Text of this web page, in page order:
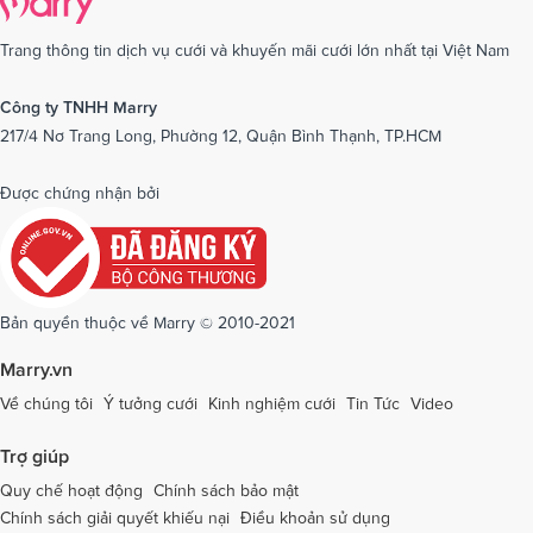
Dịch vụ cưới tại Cần Thơ
Dịch vụ cưới tại Nam Định Dịch vụ cưới tại Nghệ An
Dịch vụ cưới tại Phú Yên Dịch vụ cưới tại Phú Thọ
Dịch vụ cưới tại Quảng Bình
Dịch vụ cưới tại Quảng Ngãi
Dịch vụ cưới tại Quảng Ninh
Dịch vụ cưới tại Sóc Trăng Dịch vụ cưới tại Sơn La
Dịch vụ cưới tại Thái Bình Dịch vụ cưới tại Thanh Hóa
Dịch vụ cưới tại Thừa Thiên - Huế
Dịch vụ cưới tại An Giang Dịch vụ cưới tại Trà Vinh
Trang thông tin dịch vụ cưới và khuyến mãi cưới lớn nhất tại Việt Nam
Công ty TNHH Marry
217/4 Nơ Trang Long, Phường 12, Quận Bình Thạnh, TP.HCM
Được chứng nhận bởi
Bản quyền thuộc về Marry © 2010-2021
Marry.vn
Về chúng tôi Ý tưởng cưới Kinh nghiệm cưới Tin Tức Video
Trợ giúp
Quy chế hoạt động
Chính sách bảo mật
Chính sách giải quyết khiếu nại Điều khoản sử dụng